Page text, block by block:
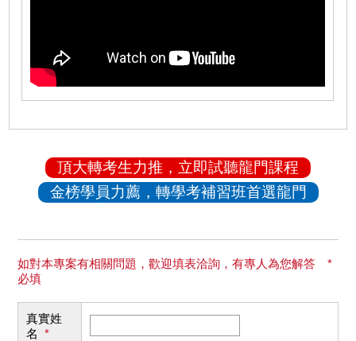
頂大轉考生力推，立即試聽龍門課程
金榜學員力薦，轉學考補習班首選龍門
如對本專案有相關問題，歡迎填表洽詢，有專人為您解答 *
必填
真實姓
名 *